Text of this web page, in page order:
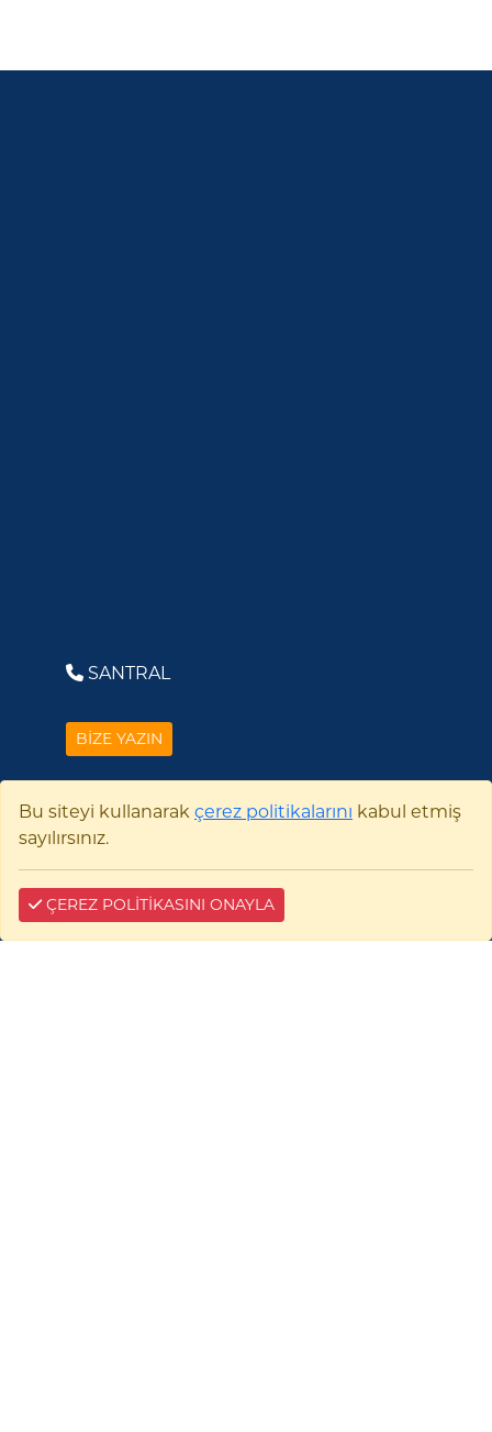
SANTRAL
BİZE YAZIN
Çerez Bilgi
Bu siteyi kullanarak çerez politikalarını kabul etmiş
sayılırsınız.
ÇEREZ POLİTİKASINI ONAYLA